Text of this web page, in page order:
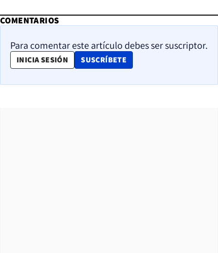
COMENTARIOS
Para comentar este artículo debes ser suscriptor.
INICIA SESIÓN SUSCRÍBETE
OPENS IN NEW WINDOW